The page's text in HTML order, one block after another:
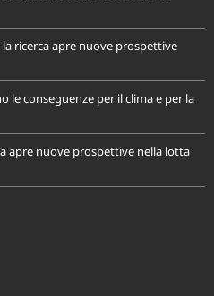
per una dieta sana ed
ricerca apre nuove prospettive
le conseguenze per il clima e per la
nuove prospettive nella lotta